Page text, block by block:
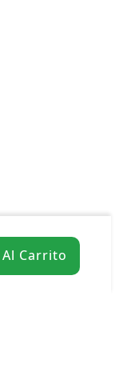
Carrito